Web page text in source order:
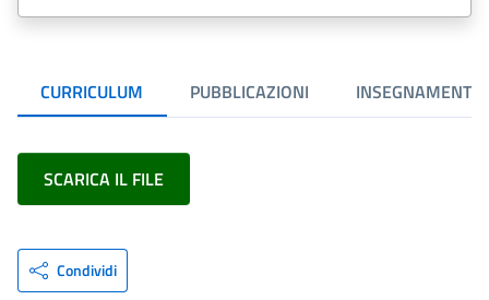
CURRICULUM PUBBLICAZIONI INSEGNAMENTI
SCARICA IL FILE
Condividi